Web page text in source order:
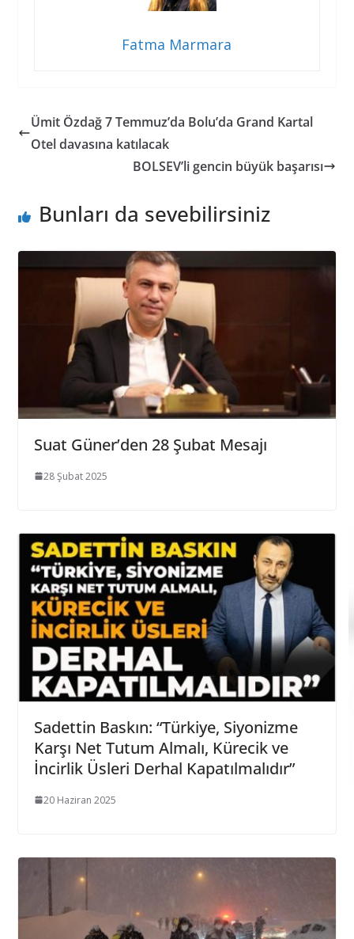
Fatma Marmara
Ümit Özdağ 7 Temmuz’da Bolu’da Grand Kartal
Otel davasına katılacak
BOLSEV’li gencin büyük başarısı
Bunları da sevebilirsiniz
Suat Güner’den 28 Şubat Mesajı
28 Şubat 2025
Sadettin Baskın: “Türkiye, Siyonizme
Karşı Net Tutum Almalı, Kürecik ve
İncirlik Üsleri Derhal Kapatılmalıdır”
20 Haziran 2025